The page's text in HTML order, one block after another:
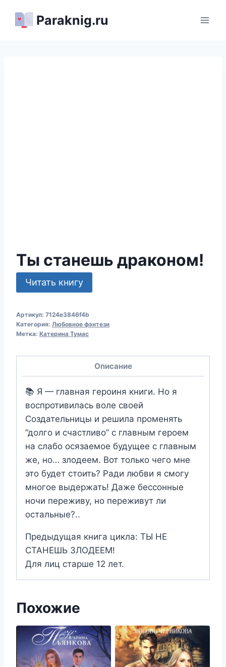
Paraknig.ru
Ты станешь драконом!
Читать книгу
Артикул: 7124e3846f4b
Категория: Любовное фэнтези
Метка: Катерина Тумас
Описание
📚 Я — главная героиня книги. Но я
воспротивилась воле своей
Создательницы и решила променять
“долго и счастливо” с главным героем
на слабо осязаемое будущее с главным
же, но… злодеем. Вот только чего мне
это будет стоить? Ради любви я смогу
многое выдержать! Даже бессонные
ночи переживу, но переживут ли
остальные?..
Предыдущая книга цикла: ТЫ НЕ
СТАНЕШЬ ЗЛОДЕЕМ!
Для лиц старше 12 лет.
Похожие